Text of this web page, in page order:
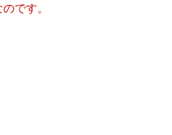
です。